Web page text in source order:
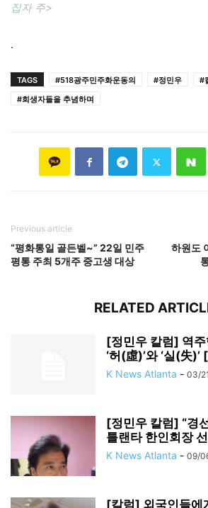
집자 주>
.
TAGS #518광주민주화운동의 #정민우
#
#희생자들을 추념하며
Previous article
“평화통일 골든벨~” 22일 민주
평통 주최 5개주 중고생 대상
하원도
RELATED
[정민우 칼럼] 역
‘허(虛)’와 ‘실(失)’
K News Atlanta - 03/
[정민우 칼럼] “경
틀랜타 한인회장
K News Atlanta - 09/
[칼럼] 외국인들에